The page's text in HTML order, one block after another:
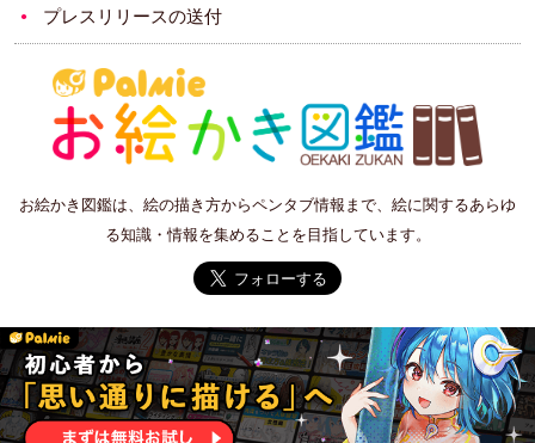
プレスリリースの送付
お絵かき図鑑は、絵の描き方からペンタブ情報まで、絵に関するあらゆ
る知識・情報を集めることを目指しています。